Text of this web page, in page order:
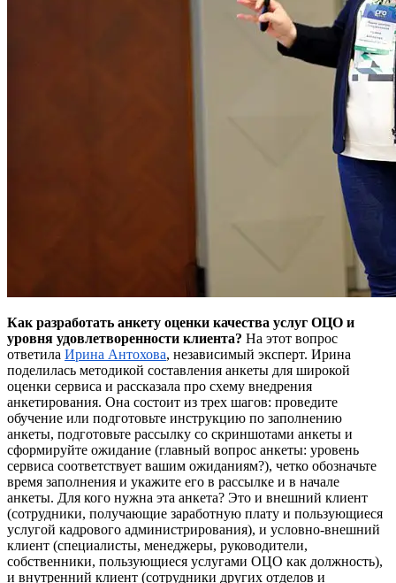
Как разработать анкету оценки качества услуг ОЦО и
уровня удовлетворенности клиента? На этот вопрос
ответила Ирина Антохова, независимый эксперт. Ирина
поделилась методикой составления анкеты для широкой
оценки сервиса и рассказала про схему внедрения
анкетирования. Она состоит из трех шагов: проведите
обучение или подготовьте инструкцию по заполнению
анкеты, подготовьте рассылку со скриншотами анкеты и
сформируйте ожидание (главный вопрос анкеты: уровень
сервиса соответствует вашим ожиданиям?), четко обозначьте
время заполнения и укажите его в рассылке и в начале
анкеты. Для кого нужна эта анкета? Это и внешний клиент
(сотрудники, получающие заработную плату и пользующиеся
услугой кадрового администрирования), и условно-внешний
клиент (специалисты, менеджеры, руководители,
собственники, пользующиеся услугами ОЦО как должность),
и внутренний клиент (сотрудники других отделов и